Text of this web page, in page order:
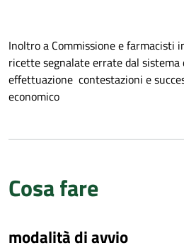
Inoltro a Commissione e farmacisti
ricette segnalate errate dal sistema
effettuazione contestazioni e
economico
Cosa fare
modalità di avvio